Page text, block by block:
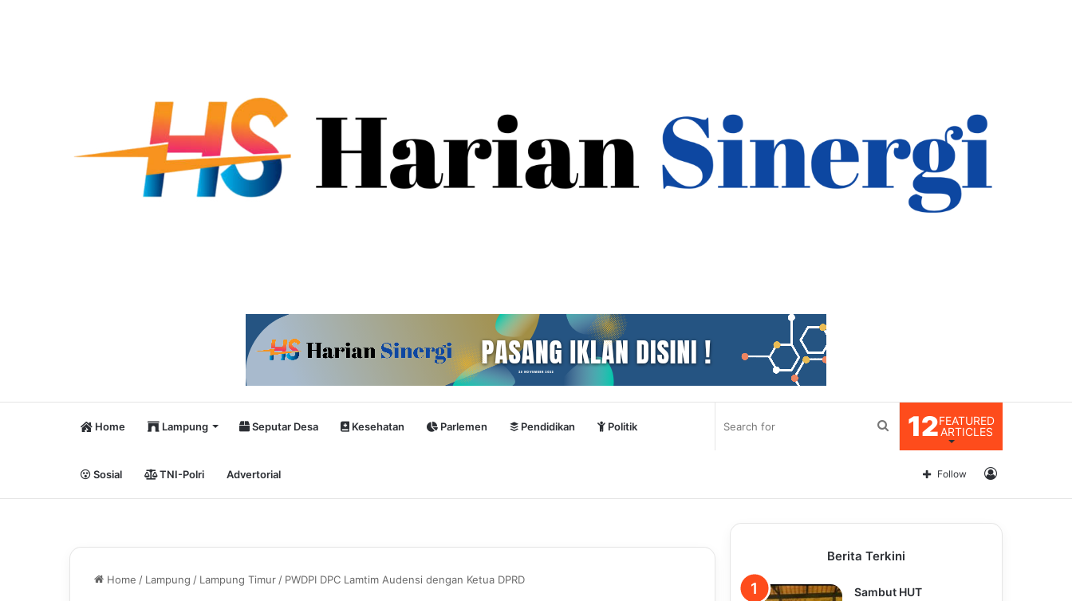
Home Lampung Seputar Desa Kesehatan Parlemen Pendidikan Politik
Sosial TNI-Polri Advertorial
12FEATURED
ARTICLES
Search
Log
Follow
Home / Lampung / Lampung Timur / PWDPI DPC Lamtim Audensi dengan Ketua DPRD
Berita Terkini
Sambut HUT